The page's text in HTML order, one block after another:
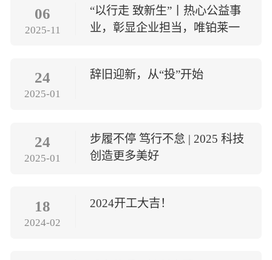
06
2025-11
“以行走 致新生”丨热心公益事
业，彰显企业担当，唯铂莱一
24
2025-01
辞旧迎新，从“投”开始
24
2025-01
步履不停 笃行不怠 | 2025 科技
创造更多美好
18
2024-02
2024开工大吉！